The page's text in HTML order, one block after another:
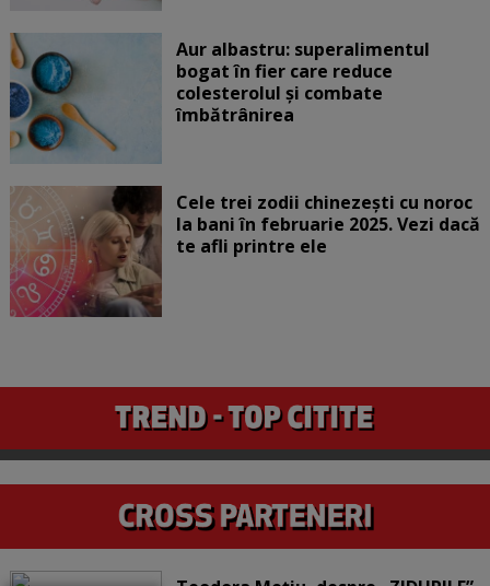
Aur albastru: superalimentul
bogat în fier care reduce
colesterolul și combate
îmbătrânirea
Cele trei zodii chinezești cu noroc
la bani în februarie 2025. Vezi dacă
te afli printre ele